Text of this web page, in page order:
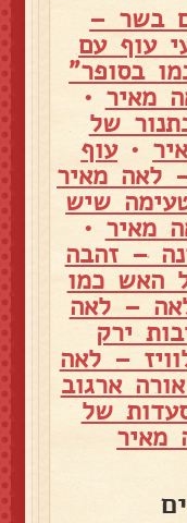
בשר –
עוף עם
בסופר"
מאיר •
של
•עוף
לאה מאיר
שיש
מאיר •
– זהבה
האש כמו
– לאה
ירק
– לאה
ארגוב
של
מאיר